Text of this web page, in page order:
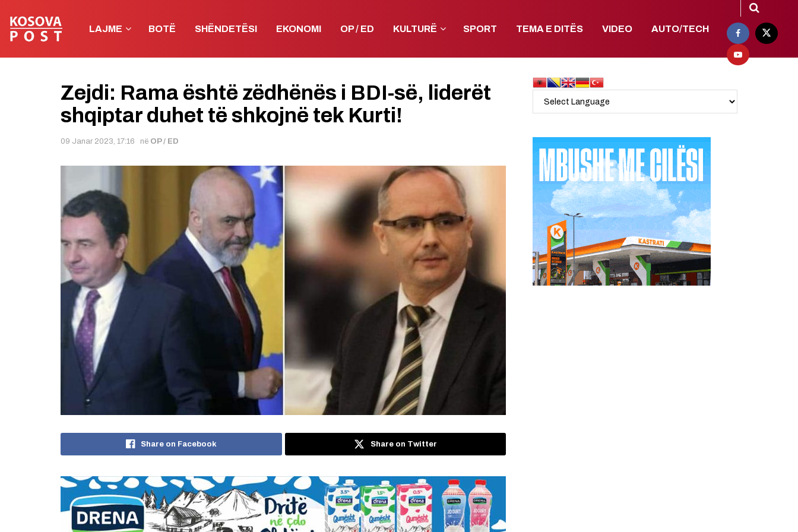
LAJME BOTË SHËNDETËSI EKONOMI OP / ED KULTURË SPORT TEMA E DITËS VIDEO AUTO/TECH
Zejdi: Rama është zëdhënës i BDI-së, liderët
shqiptar duhet të shkojnë tek Kurti!
09 Janar 2023, 17:16 në OP / ED
Share on Facebook Share on Twitter